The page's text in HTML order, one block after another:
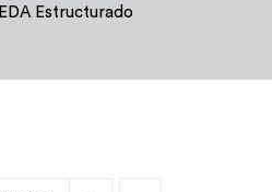
EDA Estructurado